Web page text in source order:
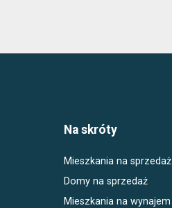
Na skróty
Mieszkania na sprzedaż
Domy na sprzedaż
Mieszkania na wynajem